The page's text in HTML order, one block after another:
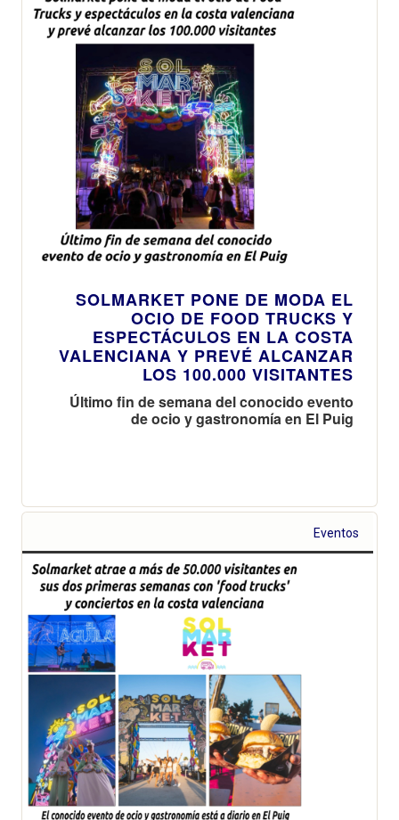
SOLMARKET PONE DE MODA EL
OCIO DE FOOD TRUCKS Y
ESPECTÁCULOS EN LA COSTA
VALENCIANA Y PREVÉ ALCANZAR
LOS 100.000 VISITANTES
Último fin de semana del conocido evento
de ocio y gastronomía en El Puig
Eventos